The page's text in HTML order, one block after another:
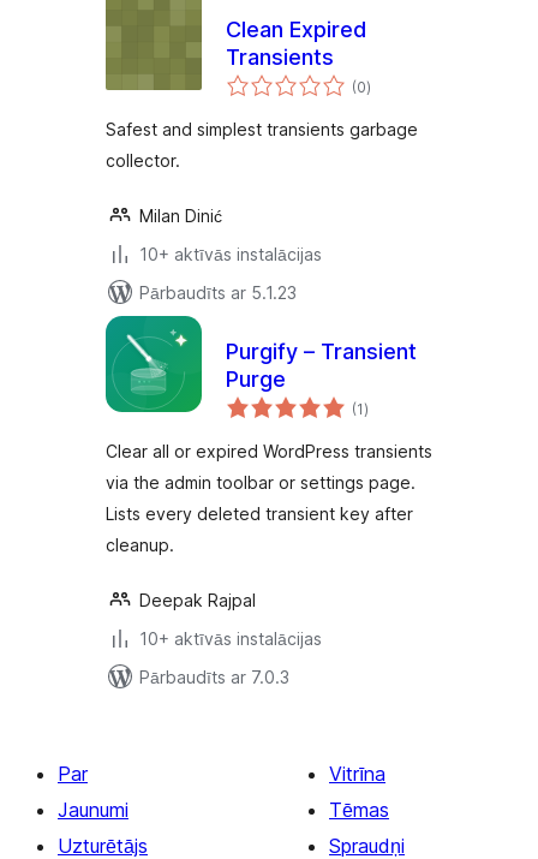
Clean Expired
Transients
(0vērtējumu
kopsumma
)
Safest and simplest transients garbage
collector.
Milan Dinić
10+ aktīvās instalācijas
Pārbaudīts ar 5.1.23
Purgify – Transient
Purge
(1vērtējumu
kopsumma
)
Clear all or expired WordPress transients
via the admin toolbar or settings page.
Lists every deleted transient key after
cleanup.
Deepak Rajpal
10+ aktīvās instalācijas
Pārbaudīts ar 7.0.3
Par
Jaunumi
Uzturētājs
Vitrīna
Tēmas
Spraudņi